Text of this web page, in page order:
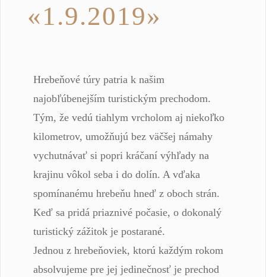
«1.9.2019»
Hrebeňové túry patria k našim
najobľúbenejším turistickým prechodom.
Tým, že vedú tiahlym vrcholom aj niekoľko
kilometrov, umožňujú bez väčšej námahy
vychutnávať si popri kráčaní výhľady na
krajinu vôkol seba i do dolín. A vďaka
spomínanému hrebeňu hneď z oboch strán.
Keď sa pridá priaznivé počasie, o dokonalý
turistický zážitok je postarané.
Jednou z hrebeňoviek, ktorú každým rokom
absolvujeme pre jej jedinečnosť je prechod